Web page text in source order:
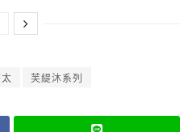
芙緹沐系列